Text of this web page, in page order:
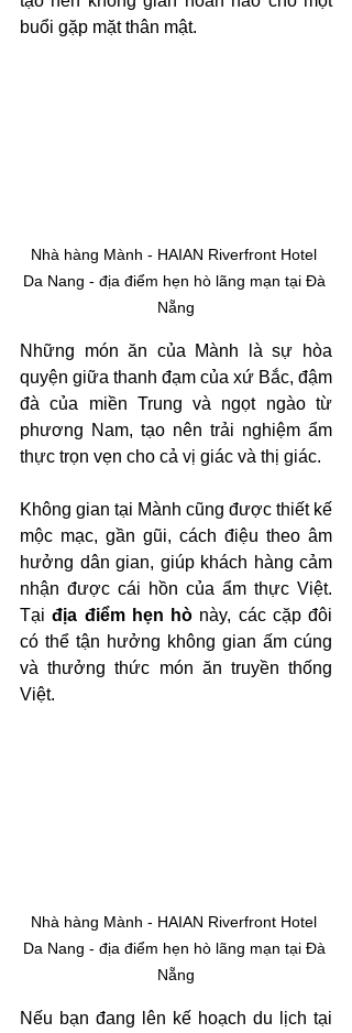
buổi gặp mặt thân mật.
Nhà hàng Mành - HAIAN Riverfront Hotel
Da Nang - địa điểm hẹn hò lãng mạn tại Đà
Nẵng
Những món ăn của Mành là sự hòa
quyện giữa thanh đạm của xứ Bắc, đậm
đà của miền Trung và ngọt ngào từ
phương Nam, tạo nên trải nghiệm ẩm
thực trọn vẹn cho cả vị giác và thị giác.
Không gian tại Mành cũng được thiết kế
mộc mạc, gần gũi, cách điệu theo âm
hưởng dân gian, giúp khách hàng cảm
nhận được cái hồn của ẩm thực Việt.
Tại địa điểm hẹn hò này, các cặp đôi
có thể tận hưởng không gian ấm cúng
và thưởng thức món ăn truyền thống
Việt.
Nhà hàng Mành - HAIAN Riverfront Hotel
Da Nang - địa điểm hẹn hò lãng mạn tại Đà
Nẵng
Nếu bạn đang lên kế hoạch du lịch tại